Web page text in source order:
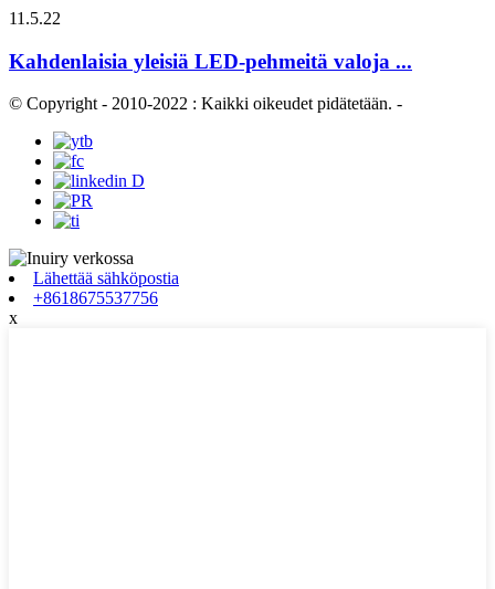
11.5.22
Kahdenlaisia ​​yleisiä LED-pehmeitä valoja ...
© Copyright - 2010-2022 : Kaikki oikeudet pidätetään. -
Lähettää sähköpostia
+8618675537756
x